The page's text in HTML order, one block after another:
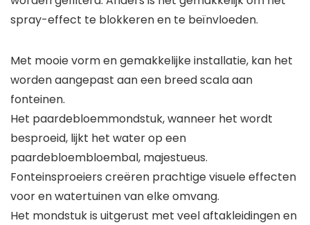
spray-effect te blokkeren en te beïnvloeden.
Met mooie vorm en gemakkelijke installatie, kan het
worden aangepast aan een breed scala aan
fonteinen.
Het paardebloemmondstuk, wanneer het wordt
besproeid, lijkt het water op een
paardebloembloembal, majestueus.
Fonteinsproeiers creëren prachtige visuele effecten
voor en watertuinen van elke omvang.
Het mondstuk is uitgerust met veel aftakleidingen en